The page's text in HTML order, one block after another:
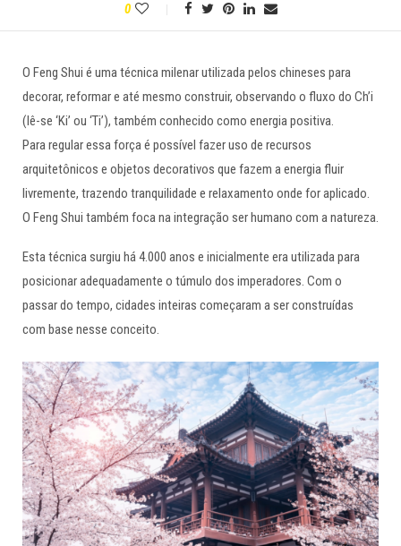
0
O Feng Shui é uma técnica milenar utilizada pelos chineses para
decorar, reformar e até mesmo construir, observando o fluxo do Ch’i
(lê-se ‘Ki’ ou ‘Ti’), também conhecido como energia positiva.
Para regular essa força é possível fazer uso de recursos
arquitetônicos e objetos decorativos que fazem a energia fluir
livremente, trazendo tranquilidade e relaxamento onde for aplicado.
O Feng Shui também foca na integração ser humano com a natureza.
Esta técnica surgiu há 4.000 anos e inicialmente era utilizada para
posicionar adequadamente o túmulo dos imperadores. Com o
passar do tempo, cidades inteiras começaram a ser construídas
com base nesse conceito.